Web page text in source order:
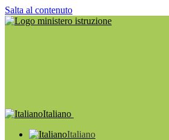
Salta al contenuto
Italiano
Italiano